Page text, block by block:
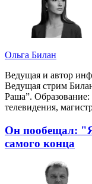
Ольга Билан
Ведущая и автор
Ведущая стрим
Раша”.
телевидения,
Он пообещал:
самого конца